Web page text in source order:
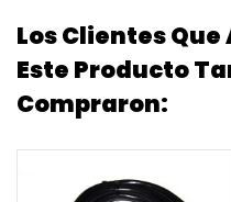
Los Clientes
Este Producto
Compraron: